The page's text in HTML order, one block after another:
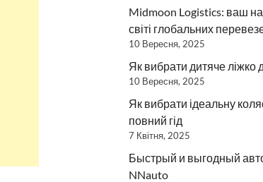
Midmoon Logistics: ваш
світі глобальних
10 Вересня, 2025
Як вибрати дитяче ліжко
10 Вересня, 2025
Як вибрати ідеальну
повний гід
7 Квітня, 2025
Быстрый и выгодный
NNauto